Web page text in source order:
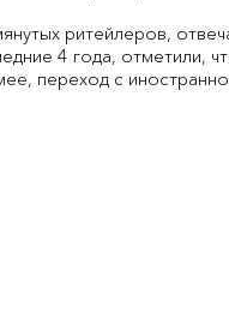
ритейлеров,
4 года, отметили,
переход с